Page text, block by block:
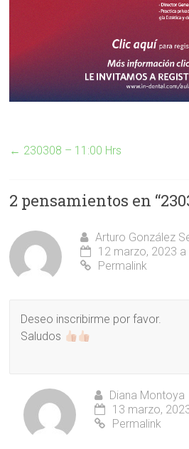
← 230308 – 11:00 Hrs
2 pensamientos en “
Arturo González
12 marzo, 2023 a
Permalink
Deseo inscribirme por favor.
Saludos
Diana Montoya
13 marzo,
Permalink